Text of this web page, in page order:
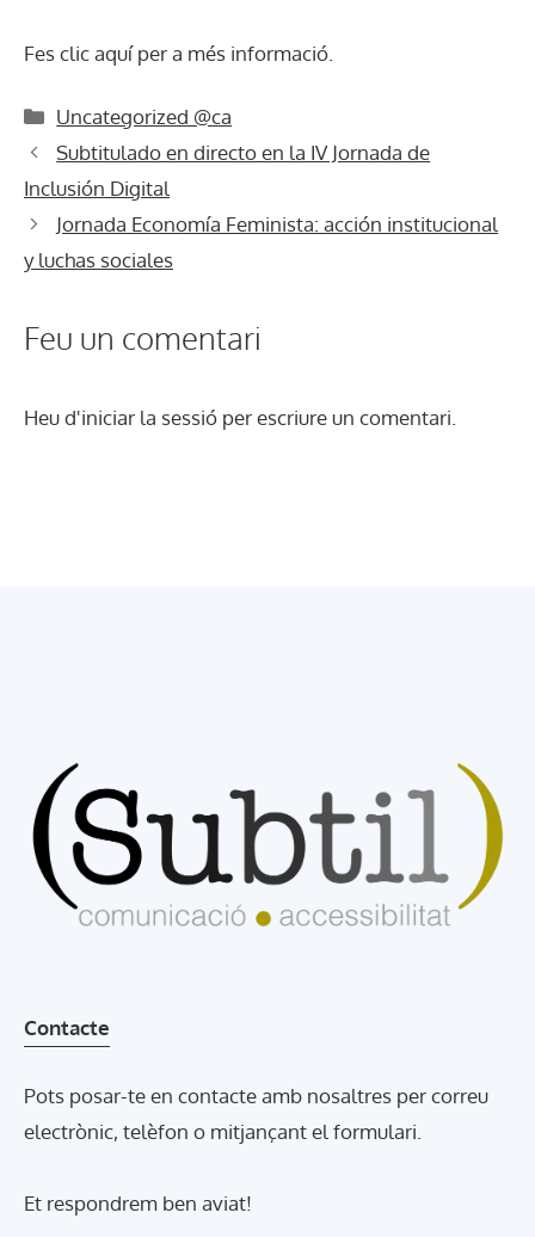
Fes clicaquíper a més informació.
Categories
Uncategorized @ca
Subtitulado en directo en la IV Jornada de
Inclusión Digital
Jornada Economía Feminista: acción institucional
y luchas sociales
Feu un comentari
Heu d'iniciar la sessió per escriure un comentari.
Contacte
Pots posar-te en contacte amb nosaltres per correu
electrònic, telèfon o mitjançant el formulari.
Et respondrem ben aviat!